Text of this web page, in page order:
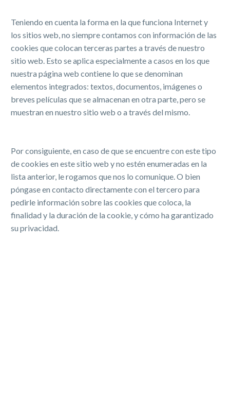
Teniendo en cuenta la forma en la que funciona Internet y
los sitios web, no siempre contamos con información de las
cookies que colocan terceras partes a través de nuestro
sitio web. Esto se aplica especialmente a casos en los que
nuestra página web contiene lo que se denominan
elementos integrados: textos, documentos, imágenes o
breves películas que se almacenan en otra parte, pero se
muestran en nuestro sitio web o a través del mismo.
Por consiguiente, en caso de que se encuentre con este tipo
de cookies en este sitio web y no estén enumeradas en la
lista anterior, le rogamos que nos lo comunique. O bien
póngase en contacto directamente con el tercero para
pedirle información sobre las cookies que coloca, la
finalidad y la duración de la cookie, y cómo ha garantizado
su privacidad.